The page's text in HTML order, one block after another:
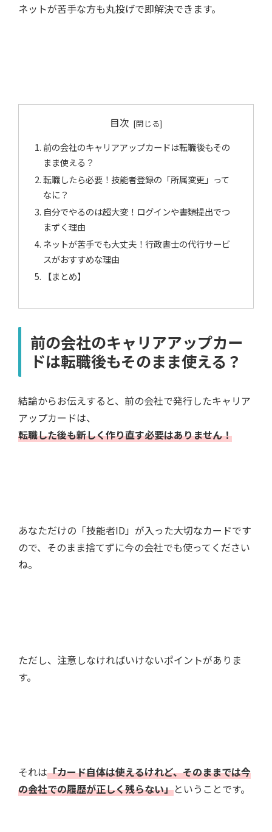
ネットが苦手な方も丸投げで即解決できます。
目次
前の会社のキャリアアップカードは転職後もその
まま使える？
転職したら必要！技能者登録の「所属変更」って
なに？
自分でやるのは超大変！ログインや書類提出でつ
まずく理由
ネットが苦手でも大丈夫！行政書士の代行サービ
スがおすすめな理由
【まとめ】
前の会社のキャリアアップカー
ドは転職後もそのまま使える？
結論からお伝えすると、前の会社で発行したキャリア
アップカードは、
転職した後も新しく作り直す必要はありません！
あなただけの「技能者ID」が入った大切なカードです
ので、そのまま捨てずに今の会社でも使ってください
ね。
ただし、注意しなければいけないポイントがありま
す。
それは「カード自体は使えるけれど、そのままでは今
の会社での履歴が正しく残らない」ということです。